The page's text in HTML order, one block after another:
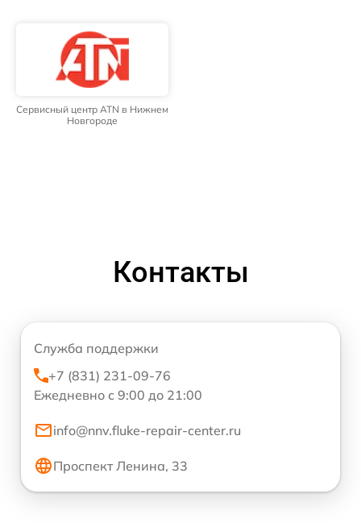
Сервисный центр ATN в Нижнем
Новгороде
Контакты
Служба поддержки
+7 (831) 231-09-76
Ежедневно с 9:00 до 21:00
info@nnv.fluke-repair-center.ru
Проспект Ленина, 33